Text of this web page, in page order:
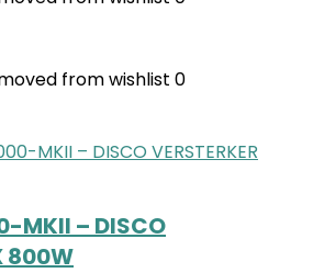
from wishlist 0
MKII – DISCO
800W